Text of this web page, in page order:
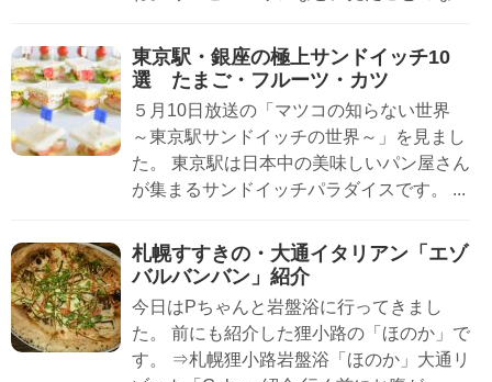
東京駅・銀座の極上サンドイッチ10
選 たまご・フルーツ・カツ
５月10日放送の「マツコの知らない世界
～東京駅サンドイッチの世界～」を見まし
た。 東京駅は日本中の美味しいパン屋さん
が集まるサンドイッチパラダイスです。 ...
札幌すすきの・大通イタリアン「エゾ
バルバンバン」紹介
今日はPちゃんと岩盤浴に行ってきまし
た。 前にも紹介した狸小路の「ほのか」で
す。 ⇒札幌狸小路岩盤浴「ほのか」大通リ